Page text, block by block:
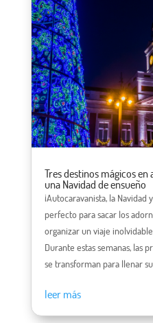
Tres destinos mágicos
una Navidad de ensueño
¡Autocaravanista, la Navidad
perfecto para sacar los
organizar un viaje
Durante estas semanas, las
se transforman para llenar
leer más